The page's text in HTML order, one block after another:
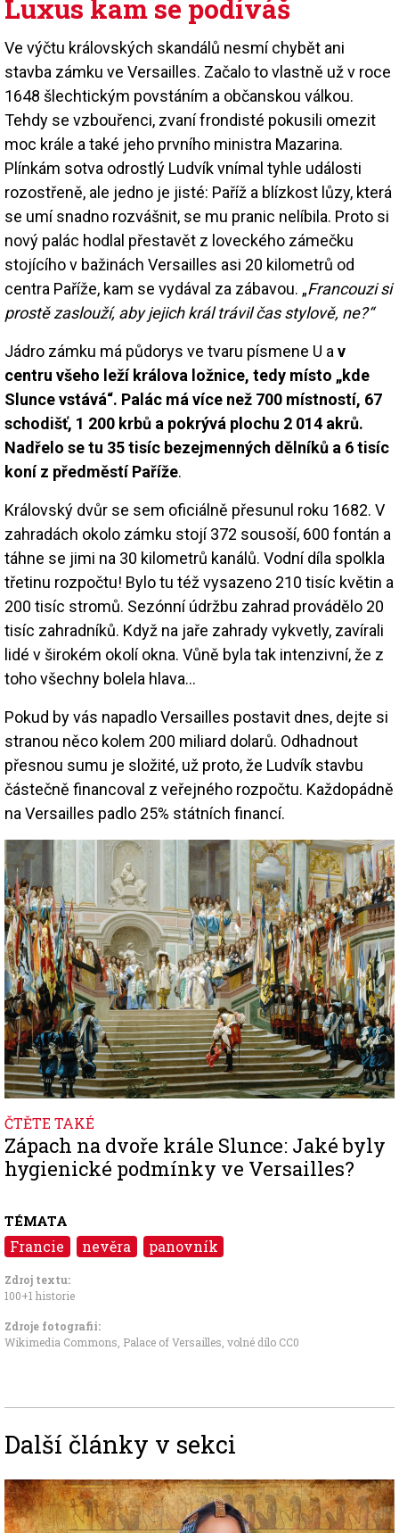
Luxus kam se podíváš
Ve výčtu královských skandálů nesmí chybět ani
stavba zámku ve Versailles. Začalo to vlastně už v roce
1648 šlechtickým povstáním a občanskou válkou.
Tehdy se vzbouřenci, zvaní frondisté pokusili omezit
moc krále a také jeho prvního ministra Mazarina.
Plínkám sotva odrostlý Ludvík vnímal tyhle události
rozostřeně, ale jedno je jisté: Paříž a blízkost lůzy, která
se umí snadno rozvášnit, se mu pranic nelíbila. Proto si
nový palác hodlal přestavět z loveckého zámečku
stojícího v bažinách Versailles asi 20 kilometrů od
centra Paříže, kam se vydával za zábavou. „Francouzi si
prostě zaslouží, aby jejich král trávil čas stylově, ne?“
Jádro zámku má půdorys ve tvaru písmene U a v
centru všeho leží králova ložnice, tedy místo „kde
Slunce vstává“. Palác má více než 700 místností, 67
schodišť, 1 200 krbů a pokrývá plochu 2 014 akrů.
Nadřelo se tu 35 tisíc bezejmenných dělníků a 6 tisíc
koní z předměstí Paříže.
Královský dvůr se sem oficiálně přesunul roku 1682. V
zahradách okolo zámku stojí 372 sousoší, 600 fontán a
táhne se jimi na 30 kilometrů kanálů. Vodní díla spolkla
třetinu rozpočtu! Bylo tu též vysazeno 210 tisíc květin a
200 tisíc stromů. Sezónní údržbu zahrad provádělo 20
tisíc zahradníků. Když na jaře zahrady vykvetly, zavírali
lidé v širokém okolí okna. Vůně byla tak intenzivní, že z
toho všechny bolela hlava…
Pokud by vás napadlo Versailles postavit dnes, dejte si
stranou něco kolem 200 miliard dolarů. Odhadnout
přesnou sumu je složité, už proto, že Ludvík stavbu
částečně financoval z veřejného rozpočtu. Každopádně
na Versailles padlo 25% státních financí.
Image
ČTĚTE TAKÉ
Zápach na dvoře krále Slunce: Jaké byly
hygienické podmínky ve Versailles?
TÉMATA
Francie nevěra panovník
Zdroj textu:
100+1 historie
Zdroje fotografii:
Wikimedia Commons, Palace of Versailles volné dílo CC0
Další články v sekci
Image